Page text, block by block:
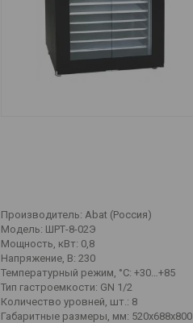
Производитель: Abat (Россия)
Модель: ШРТ-8-02Э
Мощность, кВт: 0,8
Напряжение, В: 230
Температурный режим, °C: +30…+85
Тип гастроемкости: GN 1/2
Количество уровней, шт.: 8
Габаритные размеры, мм: 520х688х800